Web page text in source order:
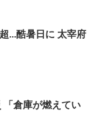
...酷暑日に 太宰府
「倉庫が燃えてい